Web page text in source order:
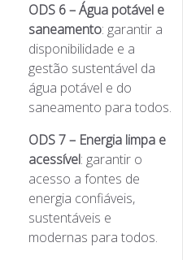
ODS 6 – Água potável e
saneamento: garantir a
disponibilidade e a
gestão sustentável da
água potável e do
saneamento para todos.
ODS 7 – Energia limpa e
acessível: garantir o
acesso a fontes de
energia confiáveis,
sustentáveis e
modernas para todos.